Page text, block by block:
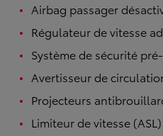
Airbag passager
Régulateur de vitesse
Système de sécurité
Avertisseur de
Projecteurs
Limiteur de vitesse (ASL)